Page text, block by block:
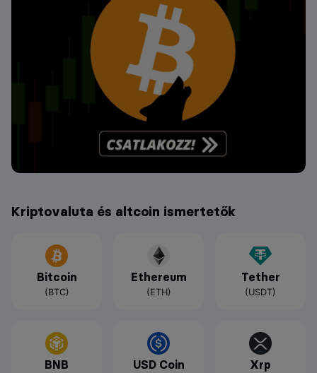
Kriptovaluta és altcoin ismertetők
Bitcoin
(BTC)
Ethereum
(ETH)
Tether
(USDT)
BNB USD Coin Xrp